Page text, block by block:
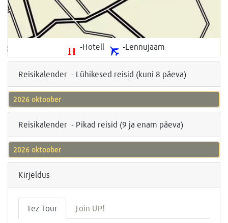
-Hotell -Lennujaam
Reisikalender - Lühikesed reisid (kuni 8 päeva)
2026 oktoober
Reisikalender - Pikad reisid (9 ja enam päeva)
2026 oktoober
Kirjeldus
Tez Tour Join UP!